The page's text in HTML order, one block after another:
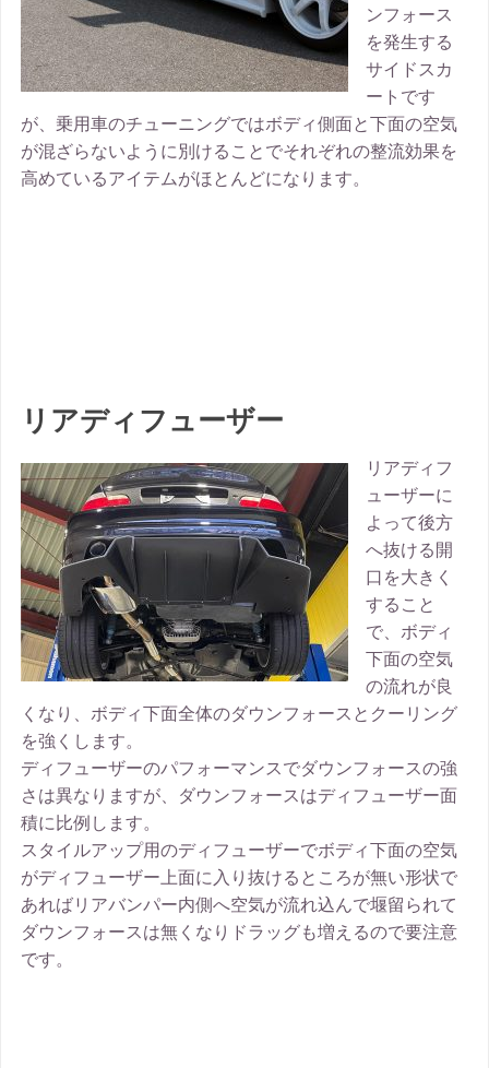
ンフォース
を発生する
サイドスカ
ートです
が、乗用車のチューニングではボディ側面と下面の空気
が混ざらないように別けることでそれぞれの整流効果を
高めているアイテムがほとんどになります。
リアディフューザー
リアディフ
ューザーに
よって後方
へ抜ける開
口を大きく
すること
で、ボディ
下面の空気
の流れが良
くなり、ボディ下面全体のダウンフォースとクーリング
を強くします。
ディフューザーのパフォーマンスでダウンフォースの強
さは異なりますが、ダウンフォースはディフューザー面
積に比例します。
スタイルアップ用のディフューザーでボディ下面の空気
がディフューザー上面に入り抜けるところが無い形状で
あればリアバンパー内側へ空気が流れ込んで堰留られて
ダウンフォースは無くなりドラッグも増えるので要注意
です。